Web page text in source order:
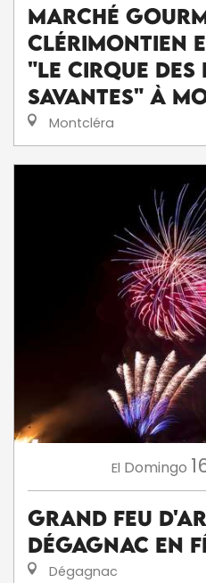
Marché
Clérimontien
"Le Cirque des
Savantes" à
Montcléra
El Domingo
Grand feu
Dégagnac en
Dégagnac